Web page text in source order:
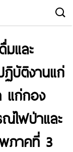
มและ
บัติงานแก่
แก่กอง
ไฟป่าและ
ภาคที่ 3